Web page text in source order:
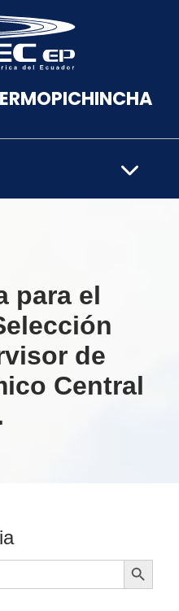
para el
de
Central
Botón de búsqueda